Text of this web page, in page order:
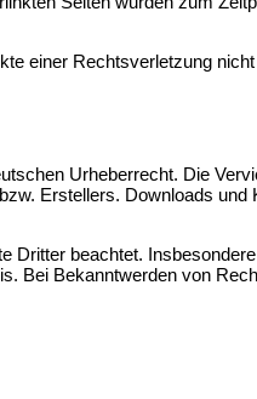
einer Rechtsverletzung
Urheberrecht. Die
Erstellers. Downloads
beachtet.
Bekanntwerden von